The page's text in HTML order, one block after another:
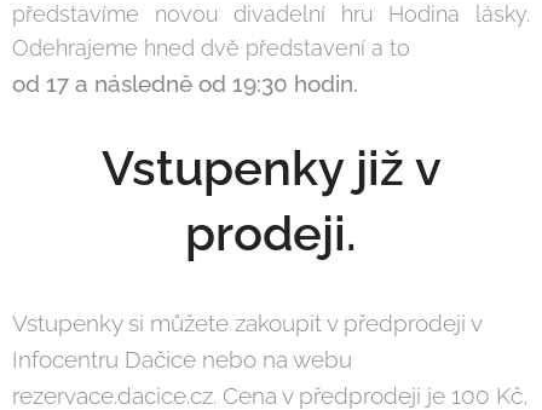
představíme novou divadelní hru Hodina lásky.
Odehrajeme hned dvě představení a to
od 17 a následně od 19:30 hodin.
Vstupenky již v
prodeji.
Vstupenky si můžete zakoupit v předprodeji v
Infocentru Dačice nebo na webu
rezervace.dacice.cz. Cena v předprodeji je 100 Kč,